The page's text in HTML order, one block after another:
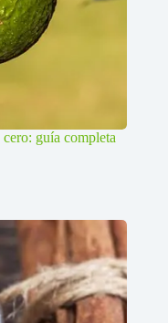
guía completa